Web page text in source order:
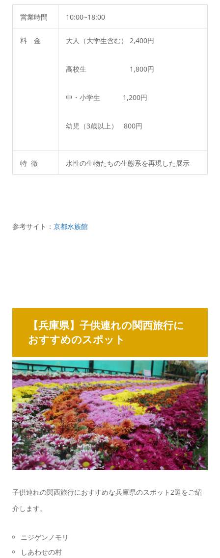
営業時間 10:00~18:00
料 金 大人（大学生含む） 2,400円
高校生 1,800円
中・小学生 1,200円
幼児（3歳以上） 800円
特 徴 水性の生物たちの生態系を再現した展示
参考サイト： 京都水族館
【兵庫県】子供連れの関西旅行に
おすすめのスポット
子供連れの関西旅行におすすめな兵庫県のスポット2選をご紹
介します。
ニジゲンノモリ
しあわせの村